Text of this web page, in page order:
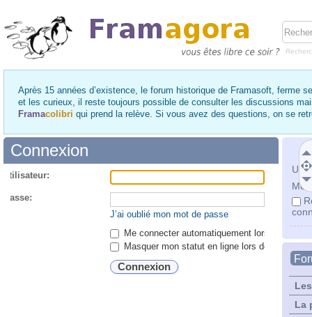
Après 15 années d’existence, le forum historique de Framasoft, ferme
et les curieux, il reste toujours possible de consulter les discussions
Framacolibri qui prend la relève. Si vous avez des questions, on se
Mot
La
Connexion
passe:
J’ai oublié mon mot de passe
Me connecter automatiquement lors de
Masquer mon statut en ligne lors de cette